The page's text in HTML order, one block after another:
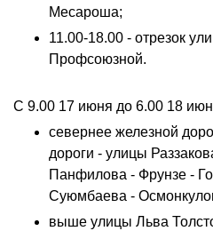
Месароша;
11.00-18.00 - отрезок
Профсоюзной.
С 9.00 17 июня до 6.00 18
севернее железной
дороги - улицы
Панфилова - Фрунзе -
Суюмбаева -
выше улицы Льва